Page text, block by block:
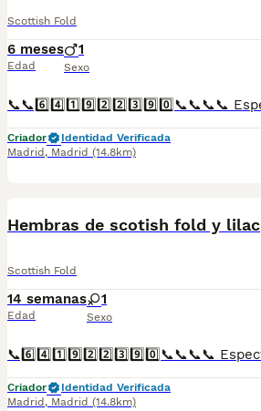
Scottish Fold
6 meses
Edad
1
Sexo
Criador
Identidad Verificada
Madrid , Madrid (14.8km)
Hembras de scotish fold y lilac
Scottish Fold
14 semanas
Edad
1
Sexo
Criador
Identidad Verificada
Madrid , Madrid (14.8km)